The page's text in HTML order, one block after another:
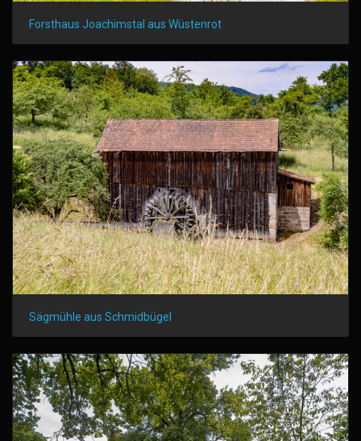
Forsthaus Joachimstal aus Wüstenrot
Sägmühle aus Schmidbügel